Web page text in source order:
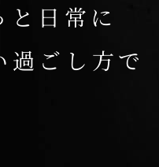
日常に
過ごし方で